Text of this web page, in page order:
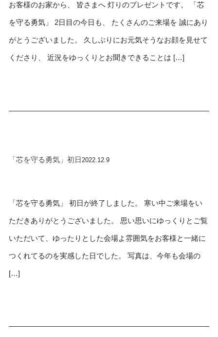
お客様のお家から、 皆さまへ 灯りのプレゼントです。 「芯
を守る勇気」 2日目の今日も、 たくさんのご来場を 誠にあり
がとうございました。 久しぶりにお元気そうなお顔を見せて
くださり、 近況をゆっくりとお聞きできることは […]
「芯を守る勇気」初日 2022.12.9
「芯を守る勇気」 初日が終了しました。 寒い中ご来場をい
ただきありがとうございました。 思い思いにゆっくりとご覧
いただいて、ゆったりとした会場よ雰囲気をお客様と一緒に
つくれてるのを実感した日でした。 写真は、今年も会場の
[…]